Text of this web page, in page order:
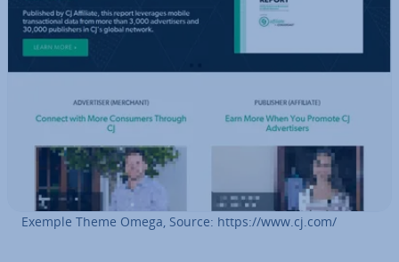
Exemple Theme Omega, Source: https://www.cj.com/